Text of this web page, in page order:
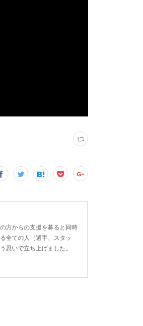
方からの支援を募ると同時
全ての人（選手、スタッ
いで立ち上げました。